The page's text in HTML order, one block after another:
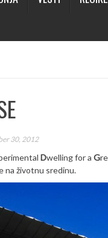
30, 2012
Dwelling for a G
na životnu sredinu.